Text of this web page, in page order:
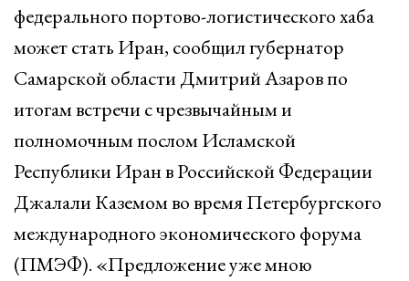
федерального портово-логистического хаба
может стать Иран, сообщил губернатор
Самарской области Дмитрий Азаров по
итогам встречи с чрезвычайным и
полномочным послом Исламской
Республики Иран в Российской Федерации
Джалали Каземом во время Петербургского
международного экономического форума
(ПМЭФ). «Предложение уже мною